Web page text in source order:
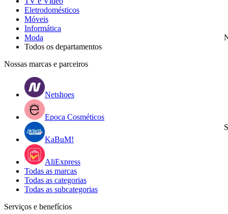
Eletrodomésticos
Móveis
Informática
Moda
Todos os departamentos
Nossas marcas e parceiros
Netshoes
Epoca Cosméticos
KaBuM!
AliExpress
Todas as marcas
Todas as categorias
Todas as subcategorias
Serviços e benefícios